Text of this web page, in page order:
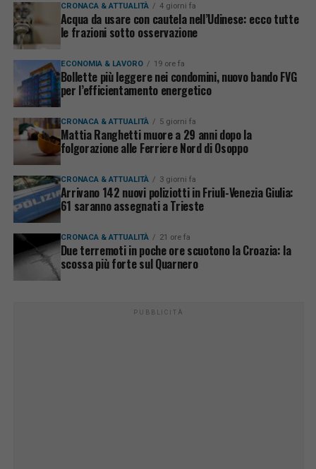
CRONACA & ATTUALITÀ 4 giorni fa
Acqua da usare con cautela nell’Udinese: ecco tutte
le frazioni sotto osservazione
ECONOMIA & LAVORO 19 ore fa
Bollette più leggere nei condomini, nuovo bando FVG
per l’efficientamento energetico
CRONACA & ATTUALITÀ 5 giorni fa
Mattia Ranghetti muore a 29 anni dopo la
folgorazione alle Ferriere Nord di Osoppo
CRONACA & ATTUALITÀ 3 giorni fa
Arrivano 142 nuovi poliziotti in Friuli-Venezia Giulia:
61 saranno assegnati a Trieste
CRONACA & ATTUALITÀ 21 ore fa
Due terremoti in poche ore scuotono la Croazia: la
scossa più forte sul Quarnero
PUBBLICITÀ